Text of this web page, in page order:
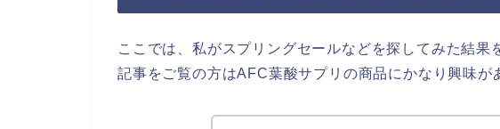
ここでは、私がスプリングセールなどを探してみた結果
記事をご覧の方はAFC葉酸サプリの商品にかなり興味が